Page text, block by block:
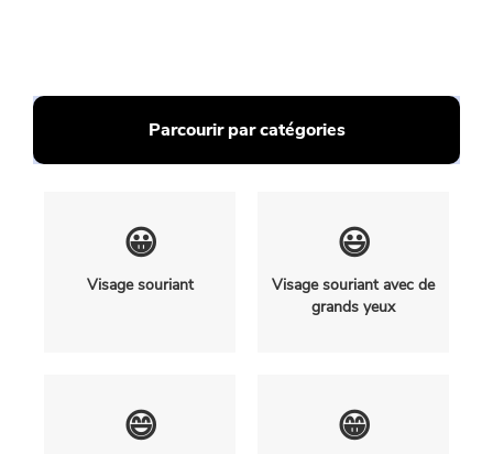
Parcourir par catégories
😀
Visage souriant
😃
Visage souriant avec de
grands yeux
😄 😁